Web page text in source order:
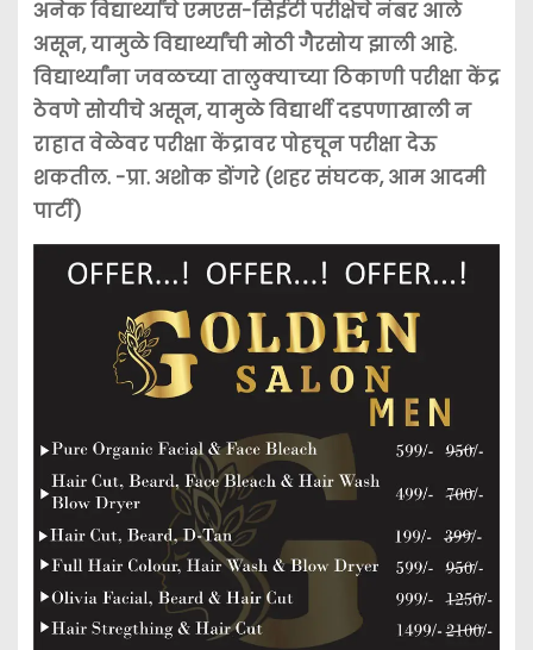
अनेक विद्यार्थ्यांचे एमएस-सिईटी परीक्षेचे नंबर आले
असून, यामुळे विद्यार्थ्यांची मोठी गैरसोय झाली आहे.
विद्यार्थ्यांना जवळच्या तालुक्याच्या ठिकाणी परीक्षा केंद्र
ठेवणे सोयीचे असून, यामुळे विद्यार्थी दडपणाखाली न
राहात वेळेवर परीक्षा केंद्रावर पोहचून परीक्षा देऊ
शकतील. -प्रा. अशोक डोंगरे (शहर संघटक, आम आदमी
पार्टी)